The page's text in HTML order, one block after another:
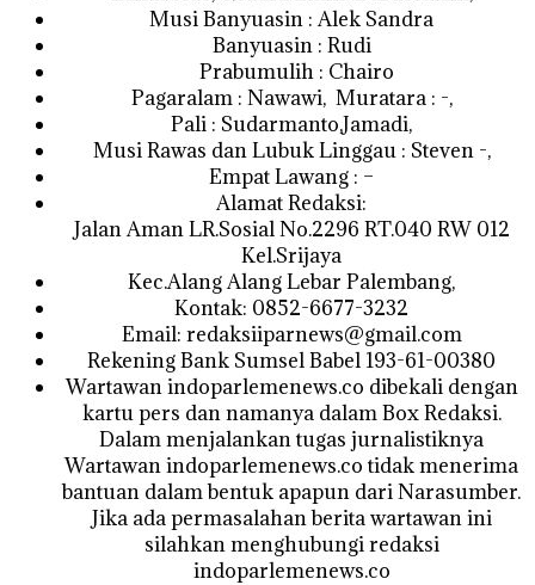
Musi Banyuasin : Alek Sandra
Banyuasin : Rudi
Prabumulih : Chairo
Pagaralam : Nawawi, Muratara : -,
Pali : Sudarmanto,Jamadi,
Musi Rawas dan Lubuk Linggau : Steven -,
Empat Lawang : –
Alamat Redaksi:
Jalan Aman LR.Sosial No.2296 RT.040 RW 012
Kel.Srijaya
Kec.Alang Alang Lebar Palembang,
Kontak: 0852-6677-3232
Email: redaksiiparnews@gmail.com
Rekening Bank Sumsel Babel 193-61-00380
Wartawan indoparlemenews.co dibekali dengan
kartu pers dan namanya dalam Box Redaksi.
Dalam menjalankan tugas jurnalistiknya
Wartawan indoparlemenews.co tidak menerima
bantuan dalam bentuk apapun dari Narasumber.
Jika ada permasalahan berita wartawan ini
silahkan menghubungi redaksi
indoparlemenews.co